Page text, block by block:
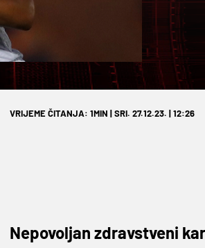
VRIJEME ČITANJA: 1MIN | SRI. 27.12.23. | 12:26
Nepovoljan zdravstveni